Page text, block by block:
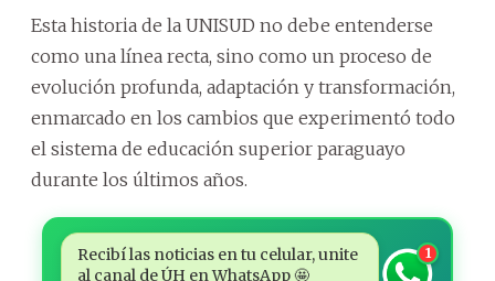
Esta historia de la UNISUD no debe entenderse
como una línea recta, sino como un proceso de
evolución profunda, adaptación y transformación,
enmarcado en los cambios que experimentó todo
el sistema de educación superior paraguayo
durante los últimos años.
Recibí las noticias en tu celular, unite
al canal de ÚH en WhatsApp 🤩
1